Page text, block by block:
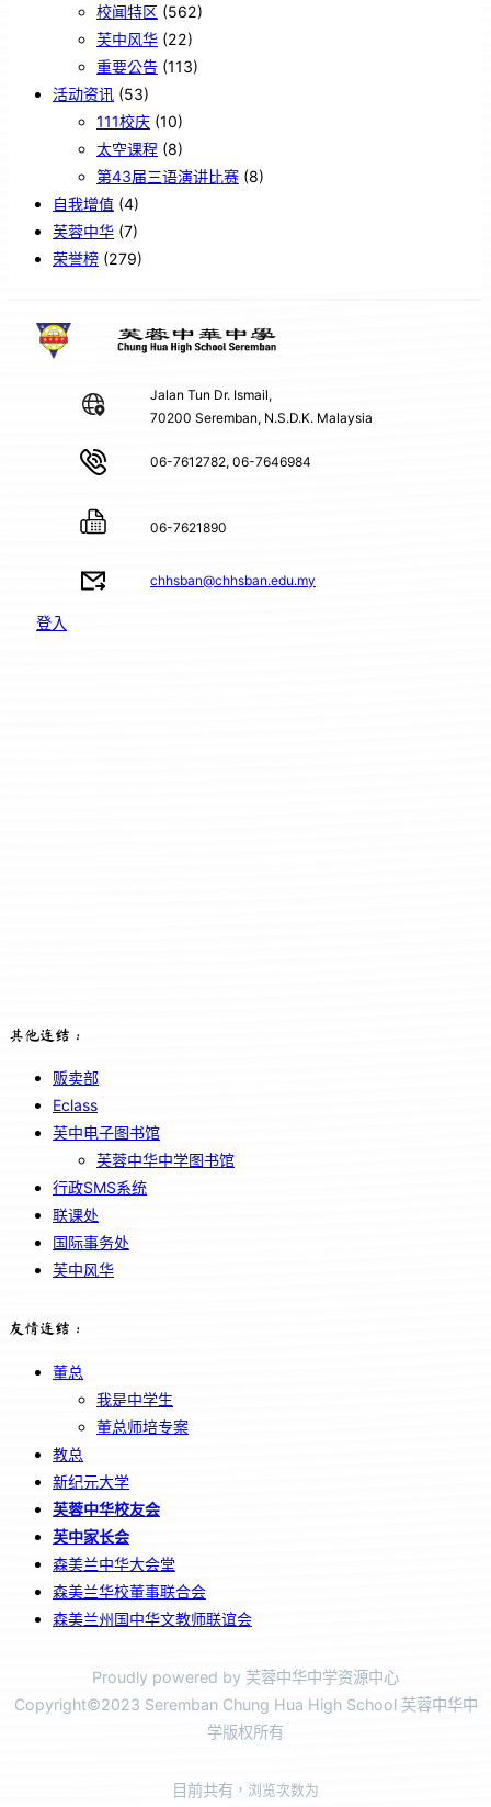
校闻特区 (562)
芙中风华 (22)
重要公告 (113)
活动资讯 (53)
111校庆 (10)
太空课程 (8)
第43届三语演讲比赛 (8)
自我增值 (4)
芙蓉中华 (7)
荣誉榜 (279)
Jalan Tun Dr. Ismail,
70200 Seremban, N.S.D.K. Malaysia
06-7612782, 06-7646984
06-7621890
chhsban@chhsban.edu.my
登入
其他连结：
贩卖部
Eclass
芙中电子图书馆
芙蓉中华中学图书馆
行政SMS系统
联课处
国际事务处
芙中风华
友情连结：
董总
我是中学生
董总师培专案
教总
新纪元大学
芙蓉中华校友会
芙中家长会
森美兰中华大会堂
森美兰华校董事联合会
森美兰州国中华文教师联谊会
Proudly powered by 芙蓉中华中学资源中心
Copyright©2023 Seremban Chung Hua High School 芙蓉中华中
学版权所有
目前共有 ，浏览次数为